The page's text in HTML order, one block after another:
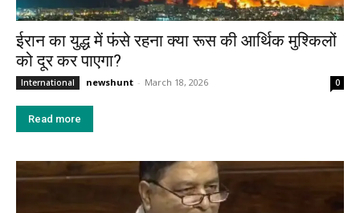
ईरान का युद्ध में फंसे रहना क्या रूस की आर्थिक मुश्किलों
को दूर कर पाएगा?
International newshunt - March 18, 2026 0
Read more